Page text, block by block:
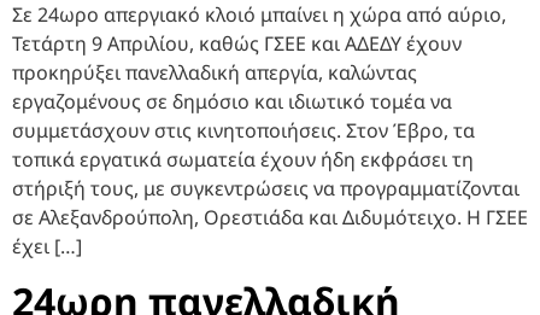
Σε 24ωρο απεργιακό κλοιό μπαίνει η χώρα από αύριο,
Τετάρτη 9 Απριλίου, καθώς ΓΣΕΕ και ΑΔΕΔΥ έχουν
προκηρύξει πανελλαδική απεργία, καλώντας
εργαζομένους σε δημόσιο και ιδιωτικό τομέα να
συμμετάσχουν στις κινητοποιήσεις. Στον Έβρο, τα
τοπικά εργατικά σωματεία έχουν ήδη εκφράσει τη
στήριξή τους, με συγκεντρώσεις να προγραμματίζονται
σε Αλεξανδρούπολη, Ορεστιάδα και Διδυμότειχο. Η ΓΣΕΕ
έχει […]
24ωρη πανελλαδική